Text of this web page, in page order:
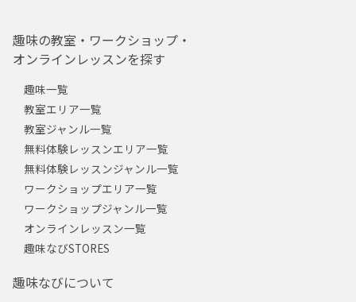
趣味の教室・ワークショップ・
オンラインレッスンを探す
趣味一覧
教室エリア一覧
教室ジャンル一覧
無料体験レッスンエリア一覧
無料体験レッスンジャンル一覧
ワークショップエリア一覧
ワークショップジャンル一覧
オンラインレッスン一覧
趣味なびSTORES
趣味なびについて